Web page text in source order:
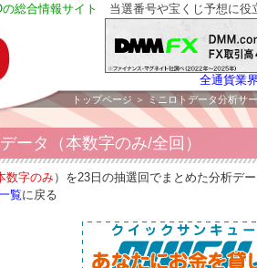
総合情報サイト 当選番号や宝くじ予想に役
全通貨業
トップページ ＞ ミニロトデータ分析サ
ータ（本数字のみ/全回）
数字のみ）を23日の抽選回でまとめた分析デ
覧に戻る